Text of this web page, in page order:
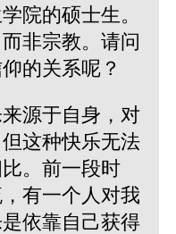
院的硕士生。
非宗教。请问
的关系呢？
源于自身，对
这种快乐无法
。前一段时
有一个人对我
依靠自己获得